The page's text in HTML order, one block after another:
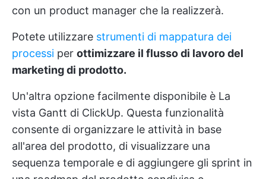
con un product manager che la realizzerà.
Potete utilizzare strumenti di mappatura dei
processi per ottimizzare il flusso di lavoro del
marketing di prodotto.
Un'altra opzione facilmente disponibile è La
vista Gantt di ClickUp. Questa funzionalità
consente di organizzare le attività in base
all'area del prodotto, di visualizzare una
sequenza temporale e di aggiungere gli sprint in